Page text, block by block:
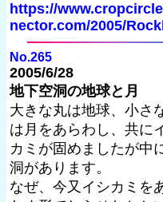
https://
nector.com/2005/
No.265
2005/6/28
地下空洞の地球と月
大きな丸は地球、小さ
は月をあらわし、共に
カミが固めましたが中
洞があります。
なぜ、今又イシカミを